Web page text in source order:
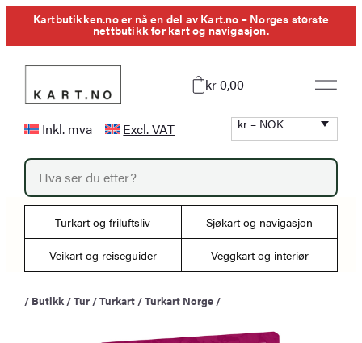
HoppKartbutikken.no er nå en del av Kart.no – Norges største
nettbutikk for kart og navigasjon.
kr 0,00
Inkl. mva Excl. VAT kr – NOK
P
o
d
t
r
Turkart og friluftsliv Sjøkart og navigasjon
Veikart og reiseguider Veggkart og interiør
/ Butikk /Tur /Turkart /Turkart Norge /